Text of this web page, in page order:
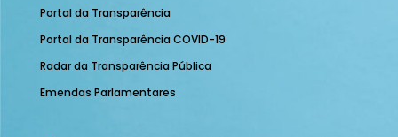
Portal da Transparência
Portal da Transparência COVID-19
Radar da Transparência Pública
Emendas Parlamentares